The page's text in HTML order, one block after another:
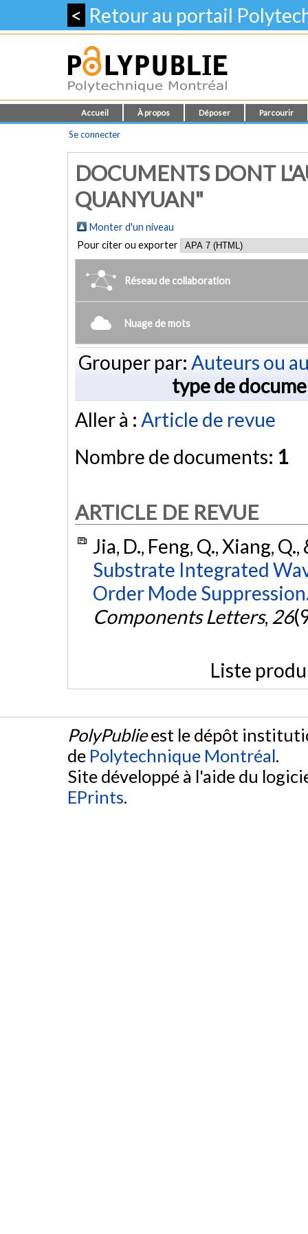
< Retour au portail
Accueil À propos Déposer Parcourir
Se connecter
DOCUMENTS DONT
QUANYUAN"
Monter d'un niveau
Pour citer ou exporter
Réseau de collaboration
Nuage de mots
Grouper par: Auteurs ou
type de
Aller à : Article de revue
Nombre de documents: 1
ARTICLE DE REVUE
Jia, D., Feng, Q., Xiang,
Substrate Integrated
Order Mode
Components Letters, 26
Liste
PolyPublieest le dépôt
de Polytechnique Montréal.
Site développé à l'aide du
EPrints.